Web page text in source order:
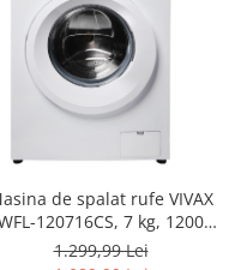
de spalat rufe VIVAX
120716CS, 7 kg, 1200
Clasa A, Motor Inverter,
1.299,99 Lei